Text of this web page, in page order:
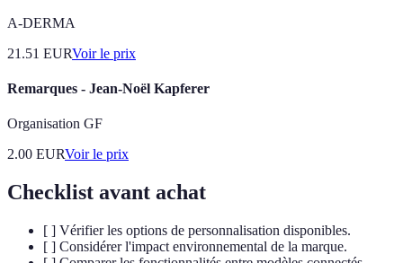
A-DERMA
21.51 EURVoir le prix
Remarques - Jean-Noël Kapferer
Organisation GF
2.00 EURVoir le prix
Checklist avant achat
[ ] Vérifier les options de personnalisation disponibles.
[ ] Considérer l'impact environnemental de la marque.